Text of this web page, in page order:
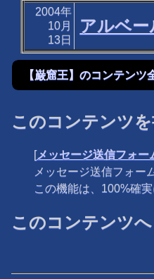
2004年
10月
13日
アルベ
【巌窟王】のコンテンツ
このコンテンツ
[メッセージ送信フォー
メッセージ送信フォー
この機能は、100%確
このコンテンツ